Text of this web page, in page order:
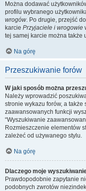
Można dodawać
profilu wybranego
wrogów. Po drugie, przejść
karcie Przyjaciele i wrogowie
tej samej karcie można także
Na górę
Przeszukiwanie forów
W jaki sposób można
Należy wprowadzić
stronie wykazu forów, a także
zaawansowanych funkcji
“Wyszukiwanie
Rozmieszczenie elementów
zależeć od używanego stylu.
Na górę
Dlaczego moje
Prawdopodobnie zapytanie
podobnych zwrotów